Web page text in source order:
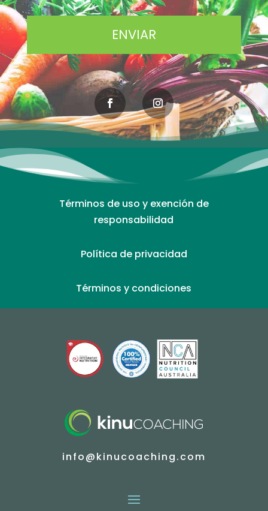
Términos de uso y exención de
responsabilidad
Política de privacidad
Términos y condiciones
info@kinucoaching.com